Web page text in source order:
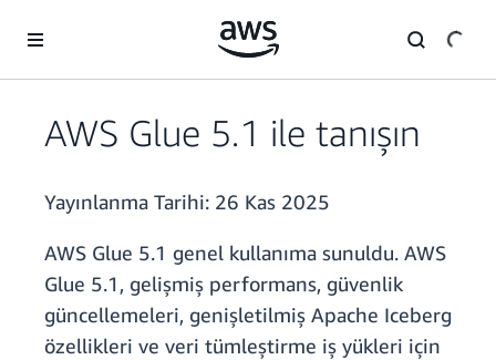
AWS Glue 5.1 ile tanışın
Yayınlanma Tarihi: 26 Kas 2025
AWS Glue 5.1 genel kullanıma sunuldu. AWS
Glue 5.1, gelişmiş performans, güvenlik
güncellemeleri, genişletilmiş Apache Iceberg
özellikleri ve veri tümleştirme iş yükleri için